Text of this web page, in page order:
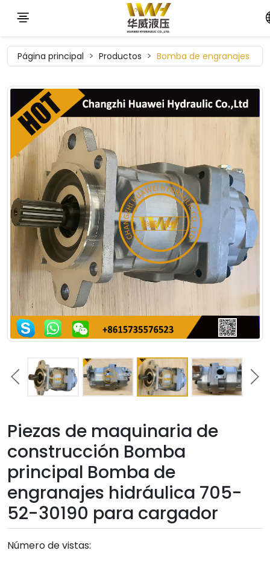
Página principal Productos Bomba de engranajes
Piezas de maquinaria de
construcción Bomba
principal Bomba de
engranajes hidráulica 705-
52-30190 para cargador
Número de vistas: